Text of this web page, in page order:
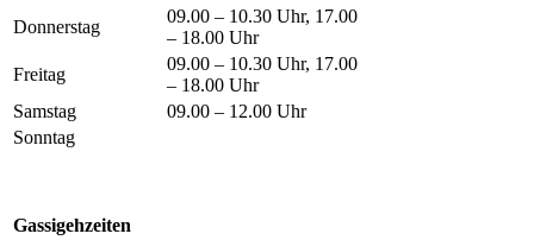
Donnerstag
09.00 – 10.30 Uhr, 17.00
– 18.00 Uhr
Freitag
09.00 – 10.30 Uhr, 17.00
– 18.00 Uhr
Samstag
09.00 – 12.00 Uhr
Sonntag
Gassigehzeiten